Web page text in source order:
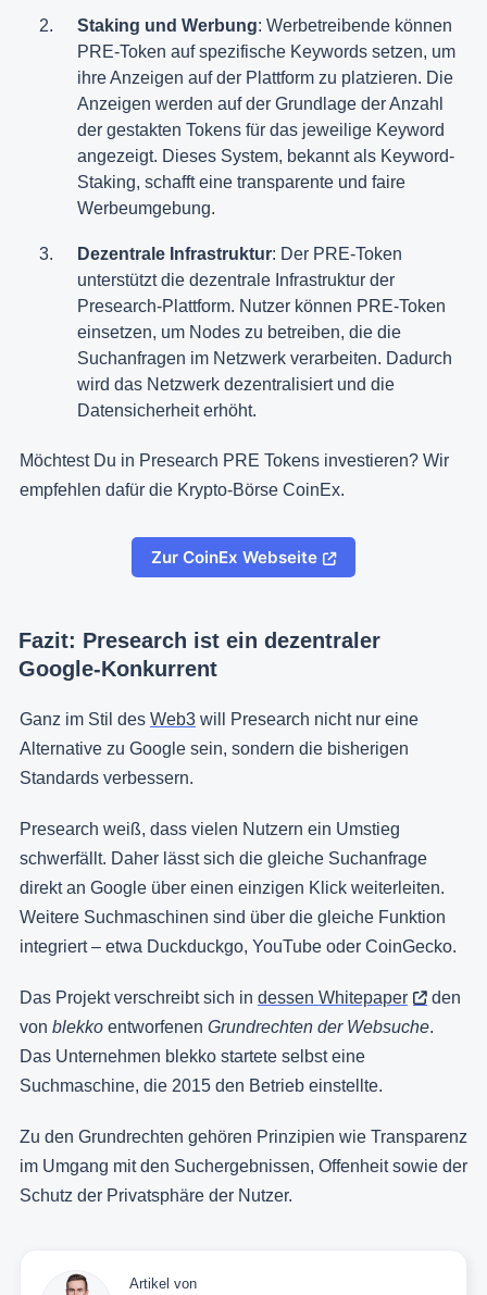
Staking und Werbung: Werbetreibende können
PRE-Token auf spezifische Keywords setzen, um
ihre Anzeigen auf der Plattform zu platzieren. Die
Anzeigen werden auf der Grundlage der Anzahl
der gestakten Tokens für das jeweilige Keyword
angezeigt. Dieses System, bekannt als Keyword-
Staking, schafft eine transparente und faire
Werbeumgebung.
Dezentrale Infrastruktur: Der PRE-Token
unterstützt die dezentrale Infrastruktur der
Presearch-Plattform. Nutzer können PRE-Token
einsetzen, um Nodes zu betreiben, die die
Suchanfragen im Netzwerk verarbeiten. Dadurch
wird das Netzwerk dezentralisiert und die
Datensicherheit erhöht​.
Möchtest Du in Presearch PRE Tokens investieren? Wir
empfehlen dafür die Krypto-Börse CoinEx.
Zur CoinEx Webseite
Fazit: Presearch ist ein dezentraler
Google-Konkurrent
Ganz im Stil des Web3 will Presearch nicht nur eine
Alternative zu Google sein, sondern die bisherigen
Standards verbessern.
Presearch weiß, dass vielen Nutzern ein Umstieg
schwerfällt. Daher lässt sich die gleiche Suchanfrage
direkt an Google über einen einzigen Klick weiterleiten.
Weitere Suchmaschinen sind über die gleiche Funktion
integriert – etwa Duckduckgo, YouTube oder CoinGecko.
Das Projekt verschreibt sich in dessen Whitepaper
den
von blekko entworfenen Grundrechten der Websuche.
Das Unternehmen blekko startete selbst eine
Suchmaschine, die 2015 den Betrieb einstellte.
Zu den Grundrechten gehören Prinzipien wie Transparenz
im Umgang mit den Suchergebnissen, Offenheit sowie der
Schutz der Privatsphäre der Nutzer.
Artikel von